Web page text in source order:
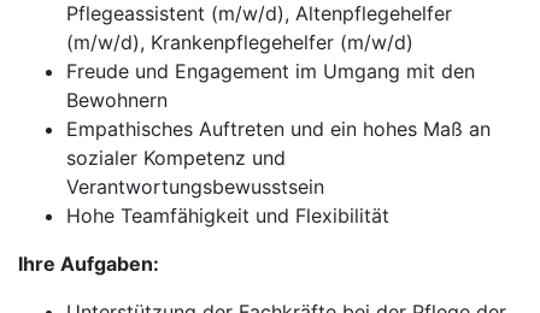
Pflegeassistent (m/w/d), Altenpflegehelfer
(m/w/d), Krankenpflegehelfer (m/w/d)
Freude und Engagement im Umgang mit den
Bewohnern
Empathisches Auftreten und ein hohes Maß an
sozialer Kompetenz und
Verantwortungsbewusstsein
Hohe Teamfähigkeit und Flexibilität
Ihre Aufgaben: